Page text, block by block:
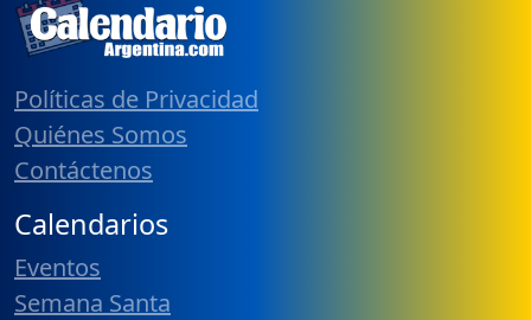
Políticas de Privacidad
Quiénes Somos
Contáctenos
Calendarios
Eventos
Semana Santa